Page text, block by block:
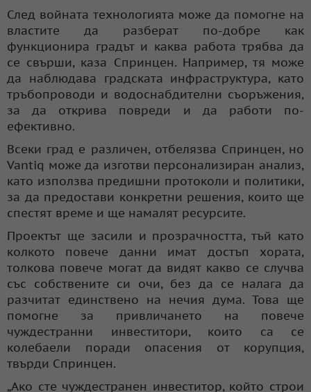
След войната технологията може да помогне на
властите да разберат по-добре как
функционира градът и каква работа трябва да
се свърши, каза Спринцен. Например, тя може
да наблюдава градската инфраструктура, като
тръбопроводи и водоснабдителни съоръжения,
за да открива повреди и да работи по-
ефективно.
Всеки град е различен, отбелязва Спринцен, но
Vantiq може да изготви персонализиран анализ,
като използва предишни протоколи и политики,
за да предостави конкретни решения, които ще
спестят време и ще намалят ресурсите.
Проектът ще засили и прозрачността, тъй като
колкото повече данни имат достъп хората,
толкова повече могат да видят какво се случва
със собствените си очи, без да се налага да
разчитат единствено на нечия дума. Това ще
помогне за привличането на повече
чуждестранни инвеститори, които са се
колебаели поради опасения от корупция,
твърди Спринцен.
„Ако сте чуждестранен инвеститор, който строи